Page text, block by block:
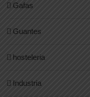
Gafas
Guantes
hosteleria
Industria